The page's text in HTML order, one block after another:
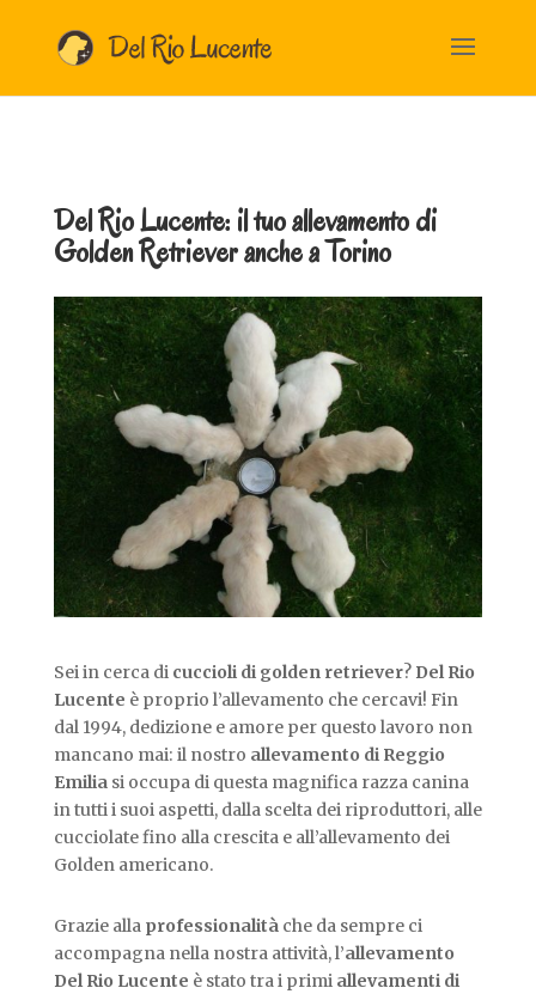
Del Rio Lucente: il tuo allevamento di
Golden Retriever anche aTorino
Sei in cerca di cuccioli di golden retriever? Del Rio
Lucente è proprio l’allevamento che cercavi! Fin
dal 1994, dedizione e amore per questo lavoro non
mancano mai: il nostro allevamento di Reggio
Emiliasi occupa di questa magnifica razza canina
in tutti i suoi aspetti, dalla scelta dei riproduttori, alle
cucciolate fino alla crescita e all’allevamento dei
Golden americano.
Grazie allaprofessionalitàche da sempre ci
accompagna nella nostra attività, l’allevamento
Del Rio Lucente è stato tra i primi allevamenti di